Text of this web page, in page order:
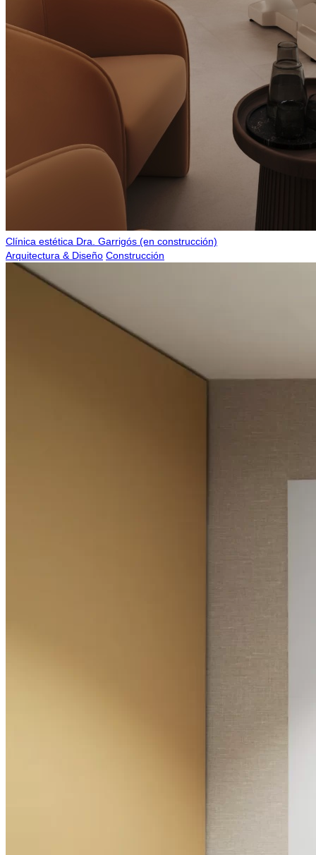
Clínica estética Dra. Garrigós (en construcción)
Arquitectura & Diseño Construcción